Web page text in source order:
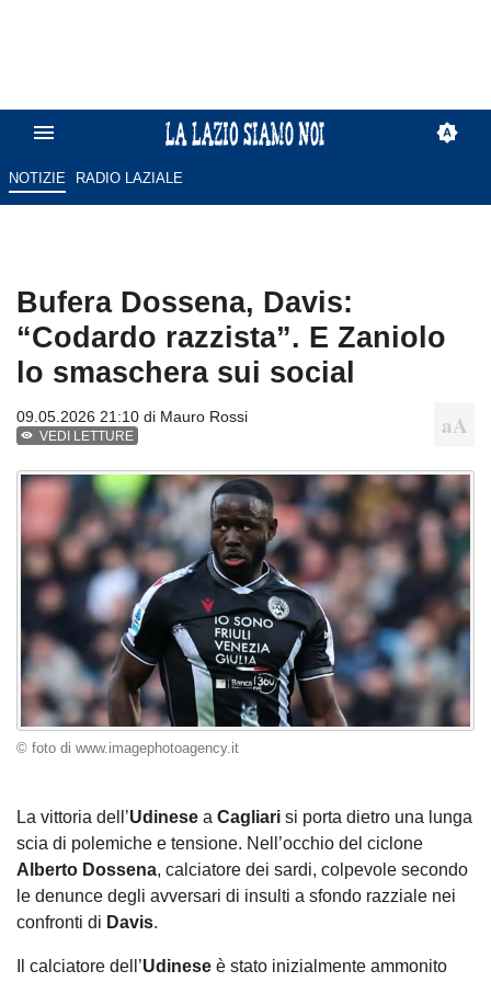
NOTIZIE RADIO LAZIALE
Bufera Dossena, Davis:
“Codardo razzista”. E Zaniolo
lo smaschera sui social
09.05.2026 21:10 di Mauro Rossi
VEDI LETTURE
© foto di www.imagephotoagency.it
La vittoria dell’Udinese a Cagliari si porta dietro una lunga
scia di polemiche e tensione. Nell’occhio del ciclone
Alberto Dossena, calciatore dei sardi, colpevole secondo
le denunce degli avversari di insulti a sfondo razziale nei
confronti di Davis.
Il calciatore dell’Udinese è stato inizialmente ammonito